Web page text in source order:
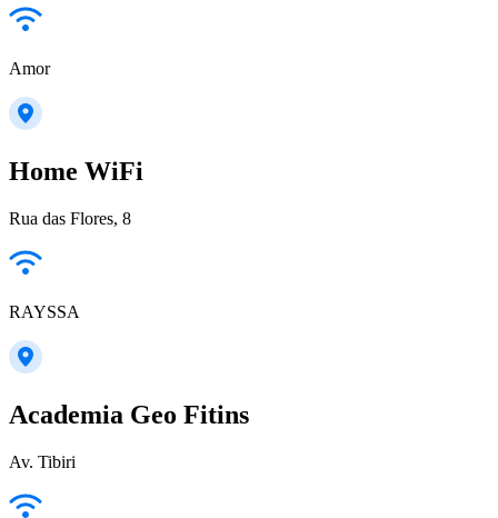
Amor
Home WiFi
Rua das Flores, 8
RAYSSA
Academia Geo Fitins
Av. Tibiri